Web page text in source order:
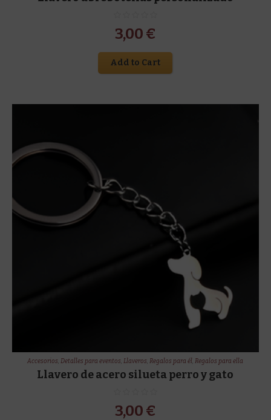
3,00 €
Add to Cart
Accesorios,Detalles para eventos,Llaveros,Regalos para él,Regalos para ella
Llavero de acero silueta perro y gato
3,00 €